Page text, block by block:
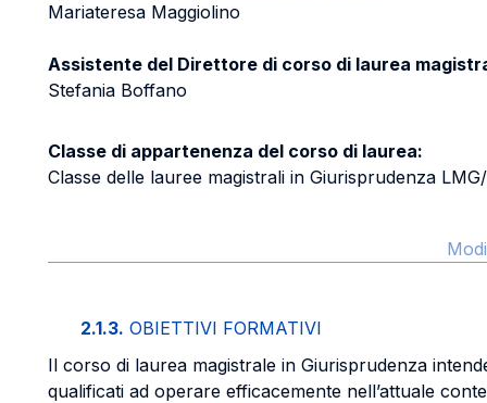
Mariateresa Maggiolino
Assistente del Direttore di corso di laurea
Stefania Boffano
Classe di appartenenza del corso di laurea:
Classe delle lauree magistrali in Giurisprudenza
2.1.3. OBIETTIVI FORMATIVI
Il corso di laurea magistrale in Giurisprudenza
qualificati ad operare efficacemente nell’attuale